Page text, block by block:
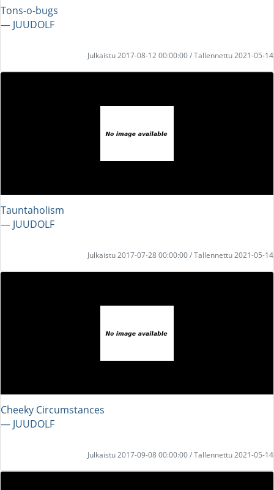
Tons-o-bugs
― JUUDOLF
Julkaistu 2017-08-12 00:00:00 / Tallennettu 2021-05-14
Tauntaholism
― JUUDOLF
Julkaistu 2017-07-28 00:00:00 / Tallennettu 2021-05-14
Cheeky Circumstances
― JUUDOLF
Julkaistu 2017-09-08 00:00:00 / Tallennettu 2021-05-14